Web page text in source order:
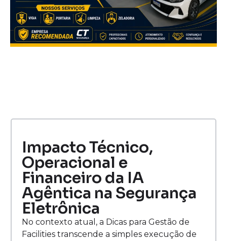
Impacto Técnico,
Operacional e
Financeiro da IA
Agêntica na Segurança
Eletrônica
No contexto atual, a Dicas para Gestão de
Facilities transcende a simples execução de